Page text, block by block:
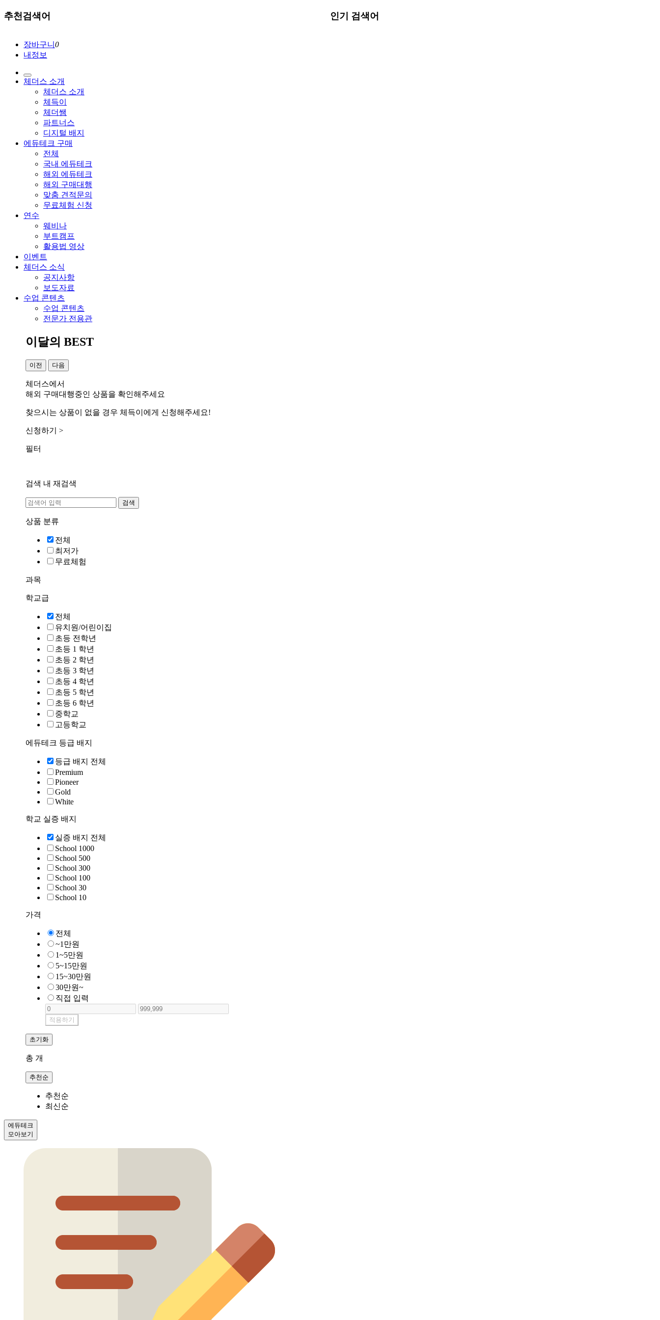
추천검색어 인기 검색어
장바구니 0
내정보
체더스 소개
체더스 소개
체득이
체더쌤
파트너스
디지털 배지
에듀테크 구매
전체
국내 에듀테크
해외 에듀테크
해외 구매대행
맞춤 견적문의
무료체험 신청
연수
웨비나
부트캠프
활용법 영상
이벤트
체더스 소식
공지사항
보도자료
수업 콘텐츠
수업 콘텐츠
전문가 전용관
이달의 BEST
이전 다음
체더스에서
해외 구매대행중인 상품을 확인해주세요
찾으시는 상품이 없을 경우 체득이에게 신청해주세요!
신청하기 >
필터
검색 내 재검색
검색
상품 분류
전체
최저가
무료체험
과목
학교급
전체
유치원/어린이집
초등 전학년
초등 1 학년
초등 2 학년
초등 3 학년
초등 4 학년
초등 5 학년
초등 6 학년
중학교
고등학교
에듀테크 등급 배지
등급 배지 전체
Premium
Pioneer
Gold
White
학교 실증 배지
실증 배지 전체
School 1000
School 500
School 300
School 100
School 30
School 10
가격
전체
~1만원
1~5만원
5~15만원
15~30만원
30만원~
직접 입력
적용하기
초기화
총 개
추천순
추천순
최신순
에듀테크
모아보기